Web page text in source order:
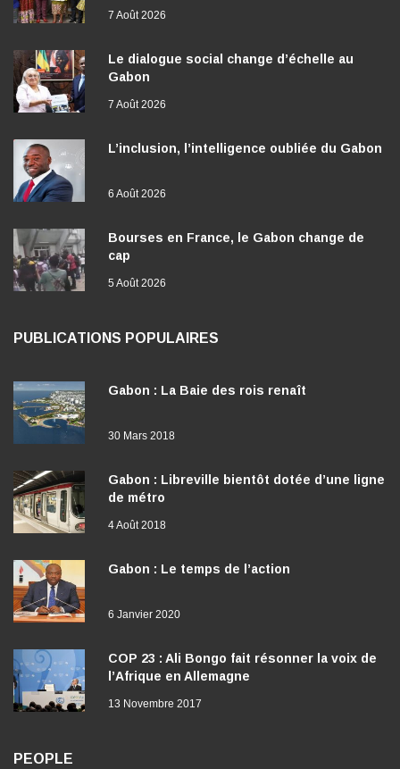
7 Août 2026
Le dialogue social change d’échelle au
Gabon
7 Août 2026
L’inclusion, l’intelligence oubliée du Gabon
6 Août 2026
Bourses en France, le Gabon change de
cap
5 Août 2026
PUBLICATIONS POPULAIRES
Gabon : La Baie des rois renaît
30 Mars 2018
Gabon : Libreville bientôt dotée d’une ligne
de métro
4 Août 2018
Gabon : Le temps de l’action
6 Janvier 2020
COP 23 : Ali Bongo fait résonner la voix de
l’Afrique en Allemagne
13 Novembre 2017
PEOPLE